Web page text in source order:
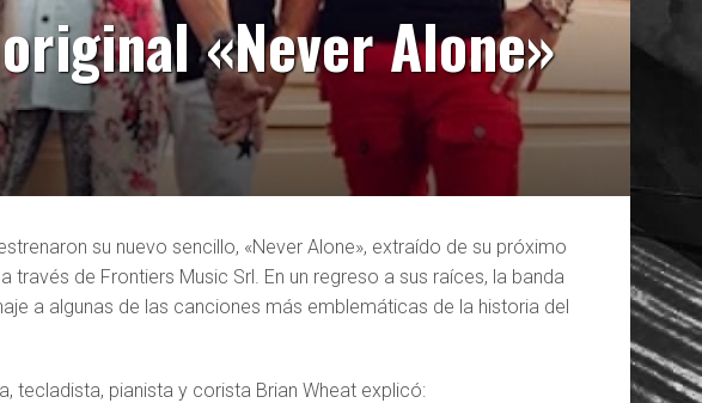
«Never Alone»
su nuevo sencillo, «Never Alone», extraído de su próximo
través de Frontiers Music Srl. En un regreso a sus raíces, la banda
a algunas de las canciones más emblemáticas de la historia del
tecladista, pianista y corista Brian Wheat explicó: